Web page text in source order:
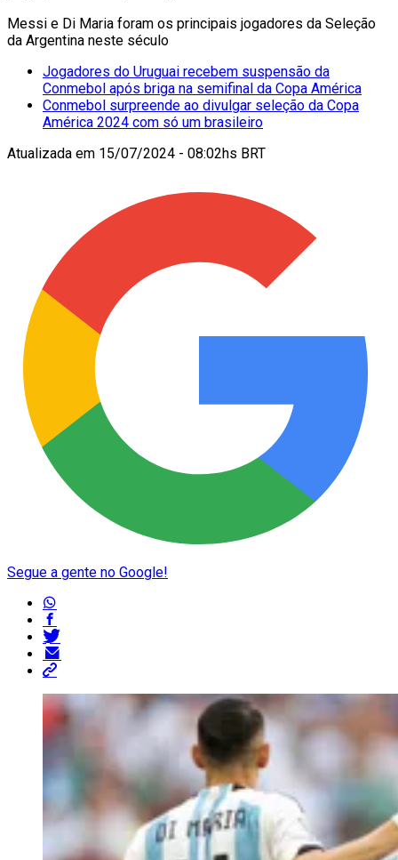
Messi e Di Maria foram os principais jogadores da Seleção
da Argentina neste século
Jogadores do Uruguai recebem suspensão da
Conmebol após briga na semifinal da Copa América
Conmebol surpreende ao divulgar seleção da Copa
América 2024 com só um brasileiro
Atualizada em 15/07/2024 - 08:02hs BRT
Segue a gente no Google!